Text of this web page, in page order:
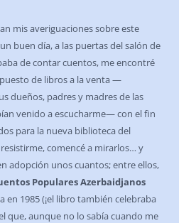
mis averiguaciones sobre este
buen día, a las puertas del salón de
de contar cuentos, me encontré
de libros a la venta —
dueños, padres y madres de las
venido a escucharme— con el fin
para la nueva biblioteca del
comencé a mirarlos… y
adopción unos cuantos; entre ellos,
Populares Azerbaidjanos
en 1985 (¡el libro también celebraba
que, aunque no lo sabía cuando me